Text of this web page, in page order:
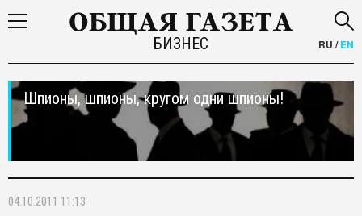
БИЗНЕС RU /EN
Шпионы, шпионы, кругом одни шпионы!
04.10.2011 11:13